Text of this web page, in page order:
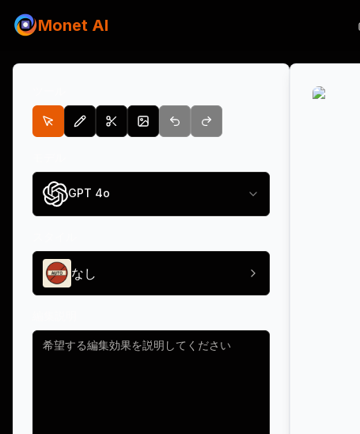
Monet AI
GPT 4o
なし